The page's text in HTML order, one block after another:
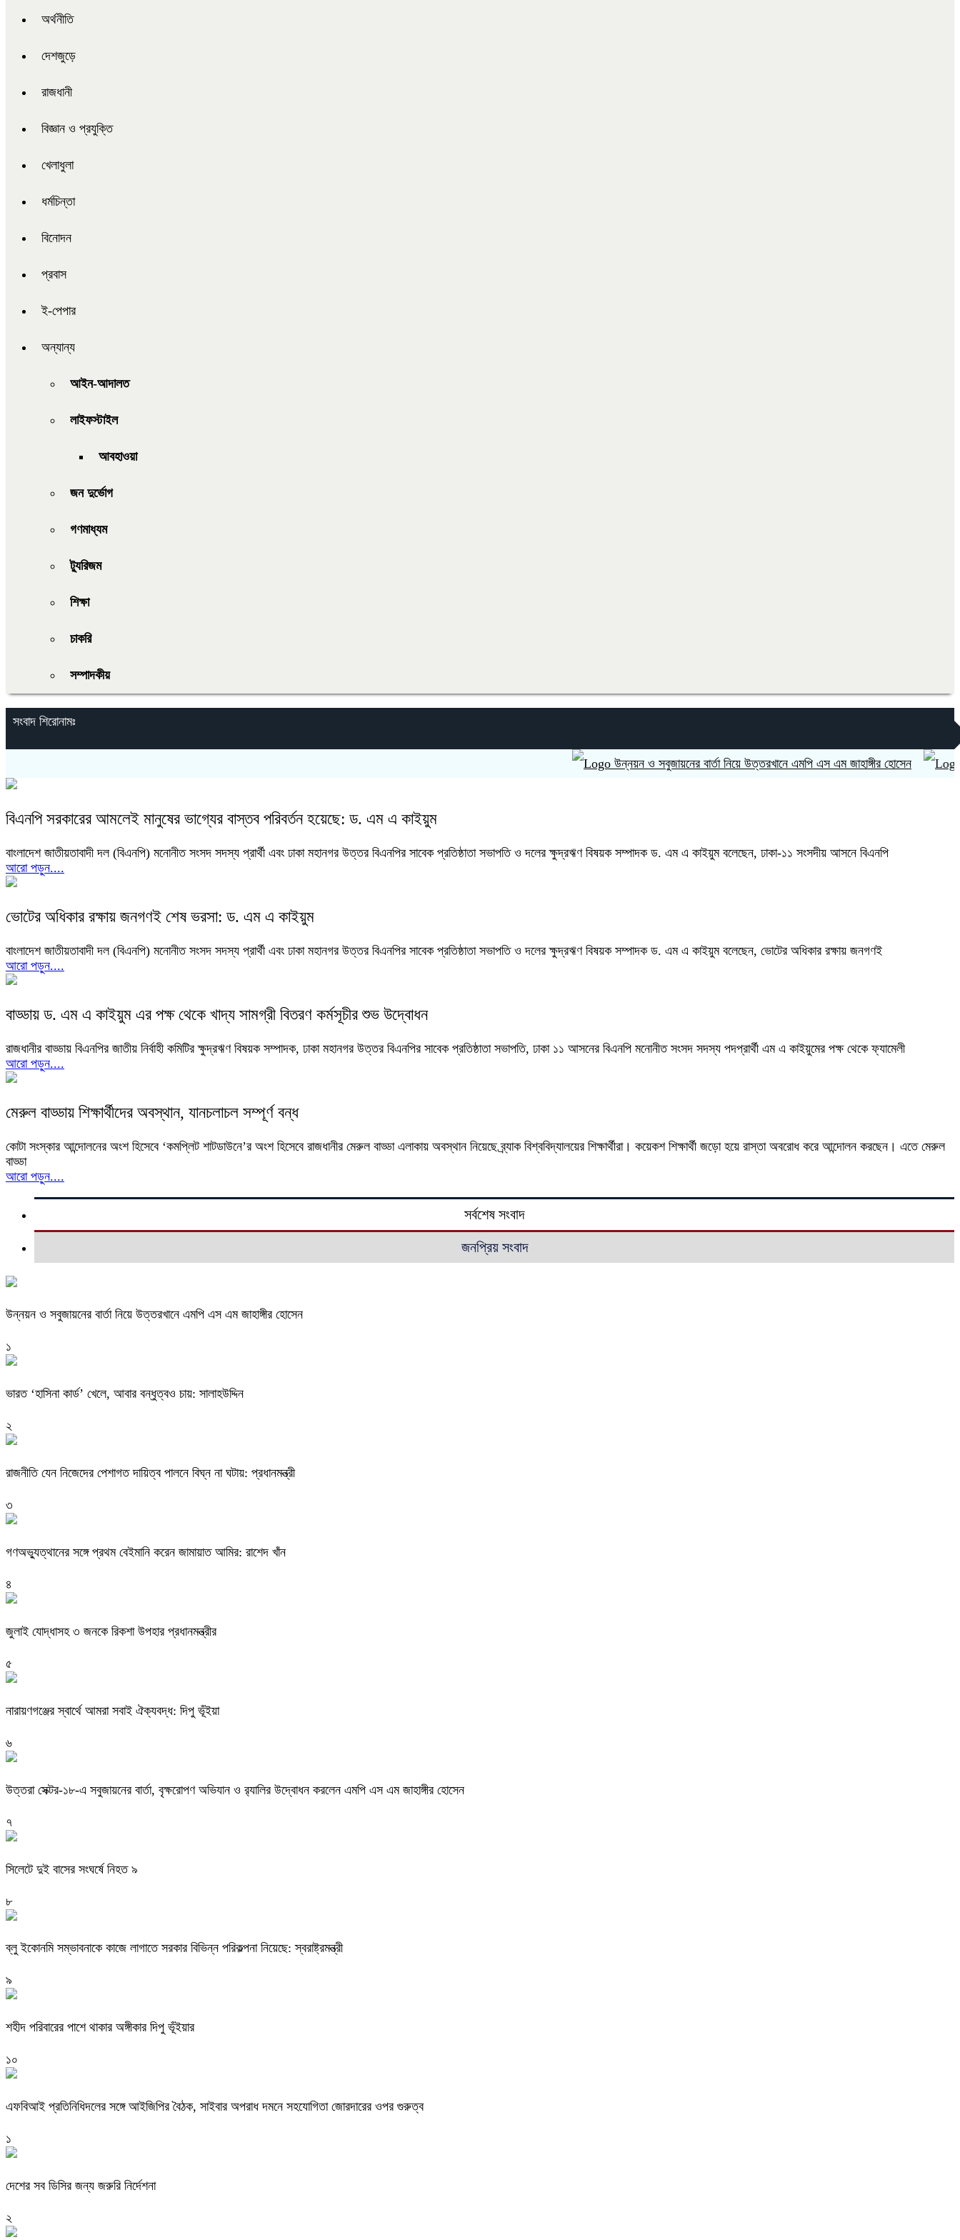
অর্থনীতি
দেশজুড়ে
রাজধানী
বিজ্ঞান ও প্রযুক্তি
খেলাধুলা
ধর্মচিন্তা
বিনোদন
প্রবাস
ই-পেপার
অন্যান্য
আইন-আদালত
লাইফস্টাইল
আবহাওয়া
জন দুর্ভোগ
গণমাধ্যম
ট্যুরিজম
শিক্ষা
চাকরি
সম্পাদকীয়
সংবাদ শিরোনামঃ
উন্নয়ন ও সবুজায়নের বার্তা নিয়ে উত্তরখানে এমপি এস এম জাহাঙ্গীর হোসেন ভারত
বিএনপি সরকারের আমলেই মানুষের ভাগ্যের বাস্তব পরিবর্তন হয়েছে: ড. এম এ কাইয়ুম
বাংলাদেশ জাতীয়তাবাদী দল (বিএনপি) মনোনীত সংসদ সদস্য প্রার্থী এবং ঢাকা মহানগর উত্তর বিএনপির সাবেক প্রতিষ্ঠাতা সভাপতি ও দলের ক্ষুদ্রঋণ বিষয়ক সম্পাদক ড. এম এ কাইয়ুম বলেছেন, ঢাকা-১১ সংসদীয় আসনে বিএনপি
আরো পড়ুন....
ভোটের অধিকার রক্ষায় জনগণই শেষ ভরসা: ড. এম এ কাইয়ুম
বাংলাদেশ জাতীয়তাবাদী দল (বিএনপি) মনোনীত সংসদ সদস্য প্রার্থী এবং ঢাকা মহানগর উত্তর বিএনপির সাবেক প্রতিষ্ঠাতা সভাপতি ও দলের ক্ষুদ্রঋণ বিষয়ক সম্পাদক ড. এম এ কাইয়ুম বলেছেন, ভোটের অধিকার রক্ষায় জনগণই
আরো পড়ুন....
বাড্ডায় ড. এম এ কাইয়ুম এর পক্ষ থেকে খাদ্য সামগ্রী বিতরণ কর্মসূচীর শুভ উদ্বোধন
রাজধানীর বাড্ডায় বিএনপির জাতীয় নির্বাহী কমিটির ক্ষুদ্রঋণ বিষয়ক সম্পাদক, ঢাকা মহানগর উত্তর বিএনপির সাবেক প্রতিষ্ঠাতা সভাপতি, ঢাকা ১১ আসনের বিএনপি মনোনীত সংসদ সদস্য পদপ্রার্থী এম এ কাইয়ুমের পক্ষ থেকে ফ্যামেলী
আরো পড়ুন....
মেরুল বাড্ডায় শিক্ষার্থীদের অবস্থান, যানচলাচল সম্পূর্ণ বন্ধ
কোটা সংস্কার আন্দোলনের অংশ হিসেবে ‘কমপ্লিট শাটডাউনে’র অংশ হিসেবে রাজধানীর মেরুল বাড্ডা এলাকায় অবস্থান নিয়েছে ব্র্যাক বিশ্ববিদ্যালয়ের শিক্ষার্থীরা। কয়েকশ শিক্ষার্থী জড়ো হয়ে রাস্তা অবরোধ করে আন্দোলন করছেন। এতে মেরুল
বাড্ডা
আরো পড়ুন....
সর্বশেষ সংবাদ
জনপ্রিয় সংবাদ
উন্নয়ন ও সবুজায়নের বার্তা নিয়ে উত্তরখানে এমপি এস এম জাহাঙ্গীর হোসেন
১
ভারত ‘হাসিনা কার্ড’ খেলে, আবার বন্ধুত্বও চায়: সালাহউদ্দিন
২
রাজনীতি যেন নিজেদের পেশাগত দায়িত্ব পালনে বিঘ্ন না ঘটায়: প্রধানমন্ত্রী
৩
গণঅভ্যুত্থানের সঙ্গে প্রথম বেইমানি করেন জামায়াত আমির: রাশেদ খাঁন
৪
জুলাই যোদ্ধাসহ ৩ জনকে রিকশা উপহার প্রধানমন্ত্রীর
৫
নারায়ণগঞ্জের স্বার্থে আমরা সবাই ঐক্যবদ্ধ: দিপু ভূঁইয়া
৬
উত্তরা সেক্টর-১৮-এ সবুজায়নের বার্তা, বৃক্ষরোপণ অভিযান ও র‍্যালির উদ্বোধন করলেন এমপি এস এম জাহাঙ্গীর হোসেন
৭
সিলেটে দুই বাসের সংঘর্ষে নিহত ৯
৮
ব্লু ইকোনমি সম্ভাবনাকে কাজে লাগাতে সরকার বিভিন্ন পরিকল্পনা নিয়েছে: স্বরাষ্ট্রমন্ত্রী
৯
শহীদ পরিবারের পাশে থাকার অঙ্গীকার দিপু ভূঁইয়ার
১০
এফবিআই প্রতিনিধিদলের সঙ্গে আইজিপির বৈঠক, সাইবার অপরাধ দমনে সহযোগিতা জোরদারের ওপর গুরুত্ব
১
দেশের সব ডিসির জন্য জরুরি নির্দেশনা
২